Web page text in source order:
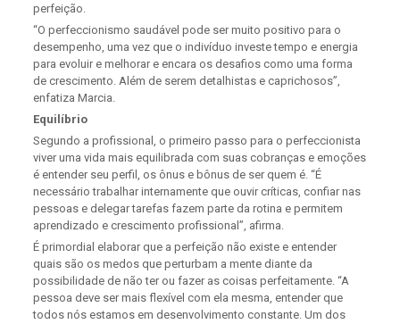
perfeição.
“O perfeccionismo saudável pode ser muito positivo para o
desempenho, uma vez que o indivíduo investe tempo e energia
para evoluir e melhorar e encara os desafios como uma forma
de crescimento. Além de serem detalhistas e caprichosos”,
enfatiza Marcia.
Equilíbrio
Segundo a profissional, o primeiro passo para o perfeccionista
viver uma vida mais equilibrada com suas cobranças e emoções
é entender seu perfil, os ônus e bônus de ser quem é. “É
necessário trabalhar internamente que ouvir críticas, confiar nas
pessoas e delegar tarefas fazem parte da rotina e permitem
aprendizado e crescimento profissional”, afirma.
É primordial elaborar que a perfeição não existe e entender
quais são os medos que perturbam a mente diante da
possibilidade de não ter ou fazer as coisas perfeitamente. “A
pessoa deve ser mais flexível com ela mesma, entender que
todos nós estamos em desenvolvimento constante. Um dos